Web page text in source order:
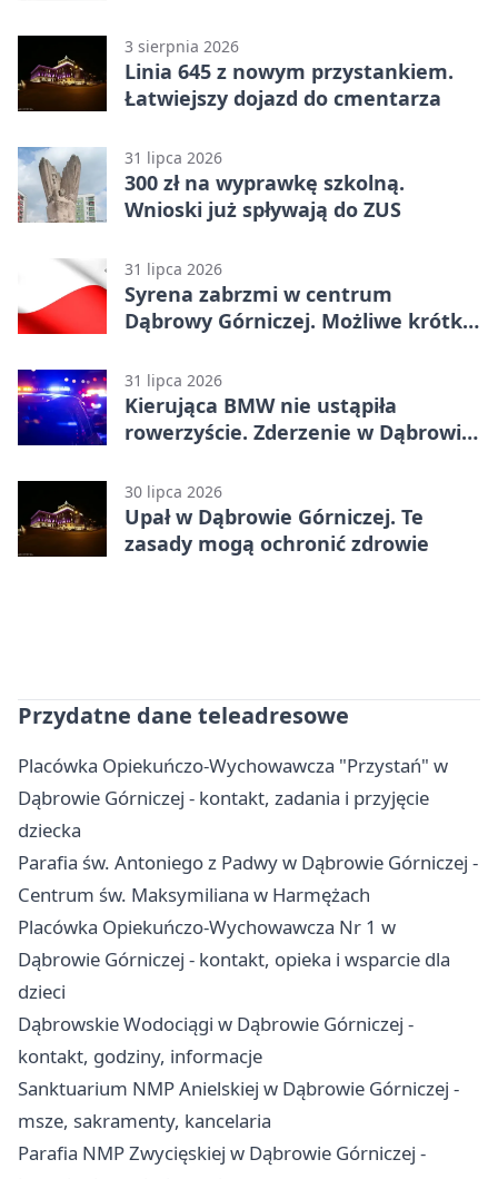
3 sierpnia 2026
Linia 645 z nowym przystankiem.
Łatwiejszy dojazd do cmentarza
31 lipca 2026
300 zł na wyprawkę szkolną.
Wnioski już spływają do ZUS
31 lipca 2026
Syrena zabrzmi w centrum
Dąbrowy Górniczej. Możliwe krótkie
31 lipca 2026
Kierująca BMW nie ustąpiła
rowerzyście. Zderzenie w Dąbrowie
30 lipca 2026
Upał w Dąbrowie Górniczej. Te
zasady mogą ochronić zdrowie
Przydatne dane teleadresowe
Placówka Opiekuńczo-Wychowawcza "Przystań" w
Dąbrowie Górniczej - kontakt, zadania i przyjęcie
dziecka
Parafia św. Antoniego z Padwy w Dąbrowie Górniczej -
Centrum św. Maksymiliana w Harmężach
Placówka Opiekuńczo-Wychowawcza Nr 1 w
Dąbrowie Górniczej - kontakt, opieka i wsparcie dla
dzieci
Dąbrowskie Wodociągi w Dąbrowie Górniczej -
kontakt, godziny, informacje
Sanktuarium NMP Anielskiej w Dąbrowie Górniczej -
msze, sakramenty, kancelaria
Parafia NMP Zwycięskiej w Dąbrowie Górniczej -